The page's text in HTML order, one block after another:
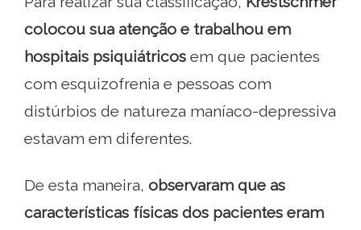
colocou sua atenção e trabalhou em
hospitais psiquiátricos em que pacientes
com esquizofrenia e pessoas com
distúrbios de natureza maníaco-depressiva
estavam em diferentes.
De esta maneira, observaram que as
características físicas dos pacientes eram